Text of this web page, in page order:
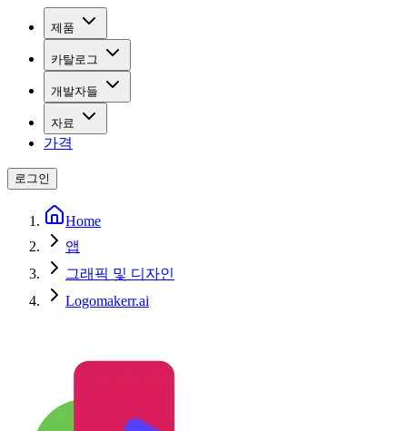
제품
카탈로그
개발자들
자료
가격
로그인
Home
앱
그래픽 및 디자인
Logomakerr.ai